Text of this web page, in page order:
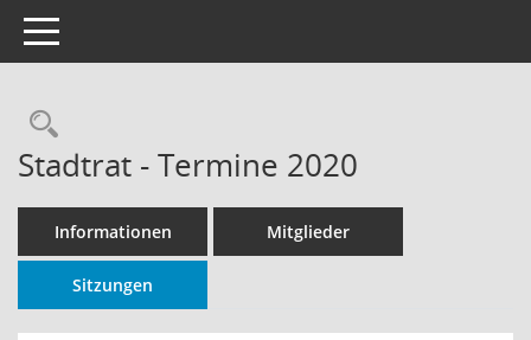
Toggle navigation
Rechercheauswahl
Stadtrat - Termine 2020
Informationen Mitglieder
Sitzungen